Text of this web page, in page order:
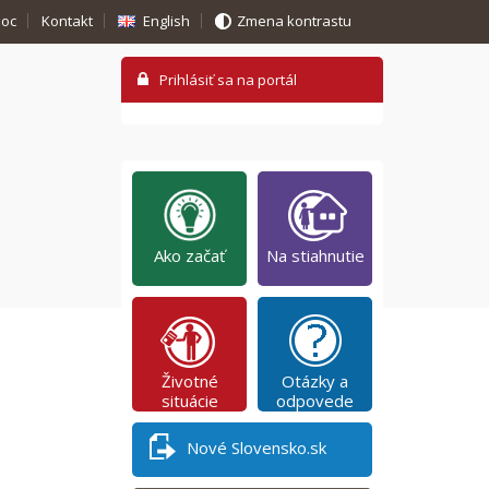
Kontakt English Zmena kontrastu
Ako začať Na stiahnutie
Životné
situácie
Otázky a
odpovede
Nové Slovensko.sk